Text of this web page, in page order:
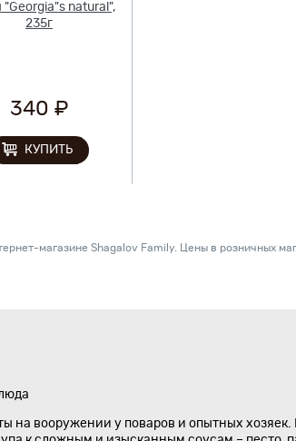
natural",
235г
340 ₽
КУПИТЬ
магазине Shagalov Family. Цены в розничных
на вооружении у поваров и опытных